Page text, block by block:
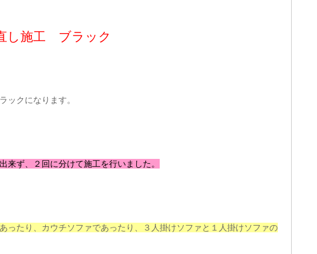
し施工 ブラック
クになります。
来ず、２回に分けて施工を行いました。
ったり、カウチソファであったり、３人掛けソファと１人掛けソファの